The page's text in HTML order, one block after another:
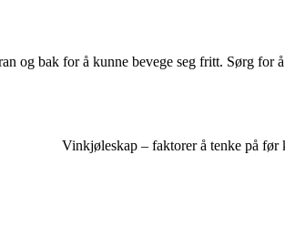
og bak for å kunne bevege seg fritt. Sørg for
Vinkjøleskap – faktorer å tenke på før